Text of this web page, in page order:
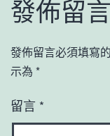
發佈留言
發佈留言必須填寫
示為 *
留言 *